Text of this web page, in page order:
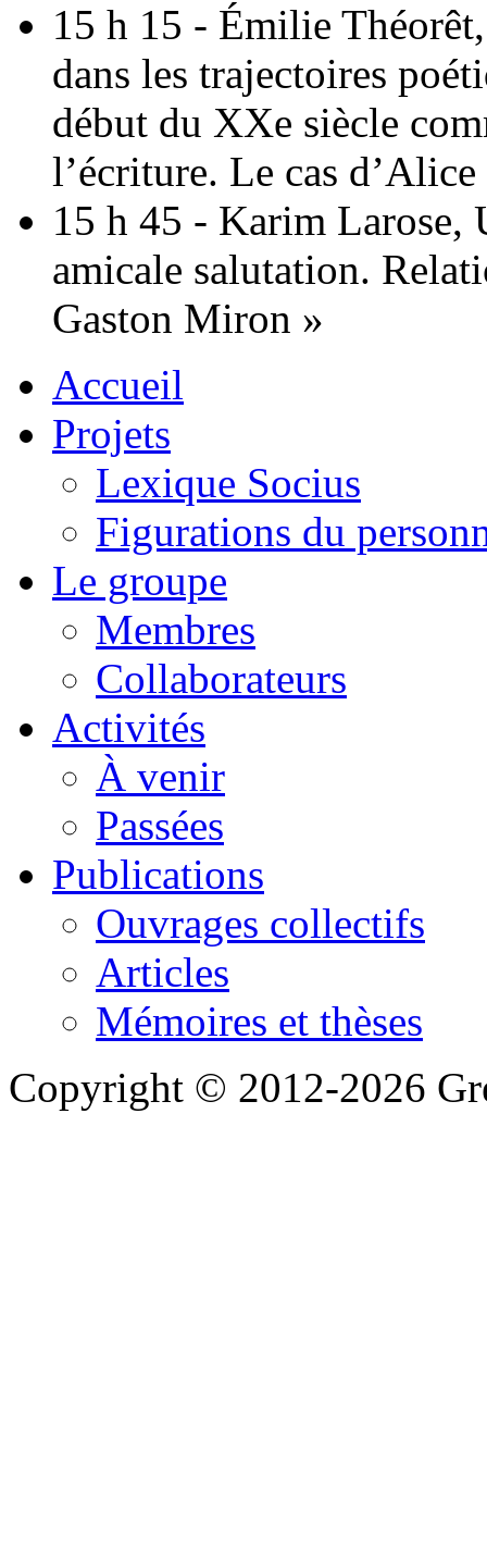
15 h 15 - Émilie
dans les trajectoires
début du XXe siècle
l’écriture. Le cas
15 h 45 - Karim Larose,
amicale salutation.
Gaston Miron »
Accueil
Projets
Lexique Socius
Figurations du
Le groupe
Membres
Collaborateurs
Activités
À venir
Passées
Publications
Ouvrages collectifs
Articles
Mémoires et thèses
Copyright © 2012-2026